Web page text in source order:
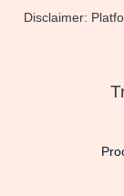
Disclaimer: